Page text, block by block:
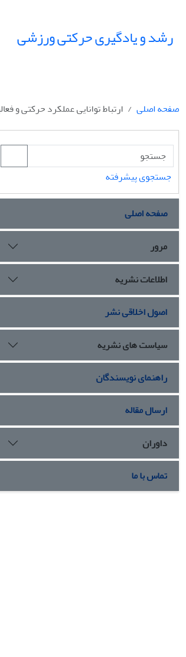
رشد و یادگیری حرکتی ورزشی
صفحه اصلی ارتباط توانایی عملکرد حرکتی و
جستجوی پیشرفته
صفحه اصلی
مرور
اطلاعات نشریه
اصول اخلاقی نشر
سیاست های نشریه
راهنمای نویسندگان
ارسال مقاله
داوران
تماس با ما